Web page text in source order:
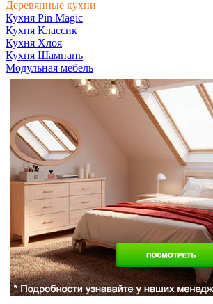
Деревянные кухни
Кухня Pin Magic
Кухня Классик
Кухня Хлоя
Кухня Шампань
Модульная мебель